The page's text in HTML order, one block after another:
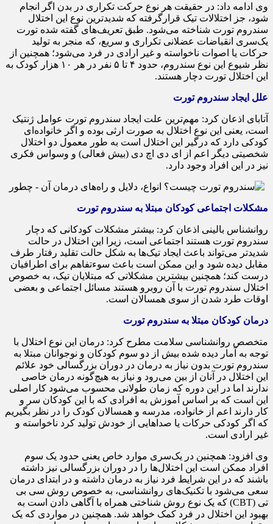
وی ادامه داد: در حقیقت هر نوع حرکت تکراری در بدن اگر انجام
شود، جز اختلالات تیک قرارگرفته که شدیدترین نوع این اختلال
سندروم تورت شناخته می‌شود. طبق تعریف‌های گفته شده تورت
یک‌سری انقباضات عضلانی تکراری و سریع، که منجر به تولید
حرکات یا اصوات ناخواسته و غیر ارادی در فرد می‌شود؛ همچنین از
نظر شیوع این نوع سندروم، حدود ۴ تا ۵ نفر در هر ۱۰ هزار کودک به
این اختلال تورت دچار هستند.
علل ایجاد سندروم تورت
آتابای اذعان کرد: مهم‌ترین علت ایجاد سندروم تورت عوامل ژنتیک
است، یعنی این نوع اختلال به صورت ارثی بوده و اگر خانواده‌ای
کودکی دارد که درگیر این اختلال است به طور معمول دو اختلال
شخصیتی دیگر اعم از ای دی اچ دی (بیش فعالی) و وسواس فکری
نیز در این افراد وجود دارد.
مشکلات اجتماعی کودکان مبتلا به سندروم تورت
روانشناس بالینی اذعان کرد: بیشتر مشکلات کودکانی که دچار
سندروم تورت هستند اجتماعی است، زیرا این اختلال در حالت
شدیدتر می‌تواند باعث ایجاد تیک‌ها به شکل حالت تقلید رفتار طرف
مقابل دیده شود و این ممکن است باعث سوءتفاهم برای اطرافیان
درست کند؛ همچنین بیشترین مشکلاتی که مبتلایان تیک، به خصوص
اختلال سندروم تورت با آن روبرو هستند مسائل اجتماعی و بعضی
اوقات طرد شدن از سوی همسالان است.
درمان کودکان مبتلا به سندروم تورت
متخصص روانشناسی سلامت مطرح کرد: درمان این نوع اختلال با
توجه به آمار دیده شده بیش از دو سوم کودکان و نوجوانان مبتلا به
سندروم تورت بدون نیاز به درمان در دوران بزرگسالی خود علائم
این اختلال در آنان از بین می‌رود و نیاز به هیچ‌گونه درمان خاصی
ندارند اما در این دوره که زمان طولانی محسوب می‌شود کار اصلی
این است که بر اساس آموزش به افرادی که با این کودکان سر و
کار دارند اعم از خانواده، مدرسه و همسالان کودک را در نظر بگیریم
که اگر کودکی حرکات یا صداهایی از خودش تولید کرد ناخواسته و
غیر ارادی است.
وی افزود: همچنین در یک‌سری موارد خاص یعنی حدود یک سوم
افراد ممکن است این اختلال‌ها را در دوران بزرگسالی نیز داشته
باشند که در این شرایط فرد نیاز به درمان داشته و در ابتدای درمان
سعی می‌شود با تکنیک‌های روانشناسی، به خصوص روش سی بی
تی (CBT) که یک نوع روش شناختی همراه با آگاهی دادن است به
بهبود این اختلال در فرد کمک خواهد شد. همچنین در مواردی که یک